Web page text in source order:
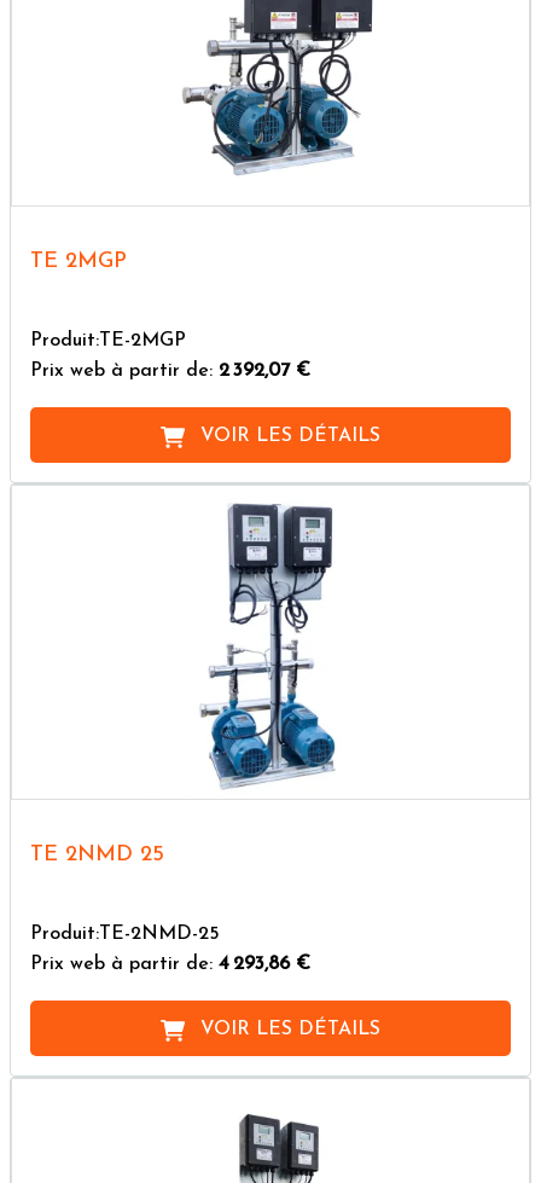
TE 2MGP
Produit:TE-2MGP
Prix web à partir de: 2 392,07 €
VOIR LES DÉTAILS
TE 2NMD 25
Produit:TE-2NMD-25
Prix web à partir de: 4 293,86 €
VOIR LES DÉTAILS